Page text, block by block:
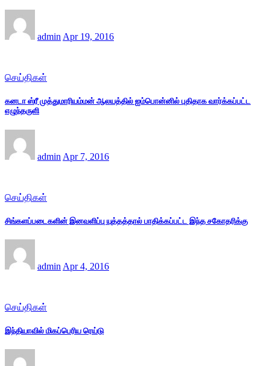
admin Apr 19, 2016
செய்திகள்
கனடா ஸ்ரீ முத்துமாரியம்மன் ஆலயத்தில் ஐம்பொன்னில் புதிதாக வார்க்கப்பட்ட
எழுந்தருளி
admin Apr 7, 2016
செய்திகள்
சிங்களப்படைகளின் இனவளிப்பு யுத்தத்தால் பாதிக்கப்பட்ட இந்த சகோதரிக்கு
admin Apr 4, 2016
செய்திகள்
இந்தியாவில் மிகப்பெரிய ரெய்டு